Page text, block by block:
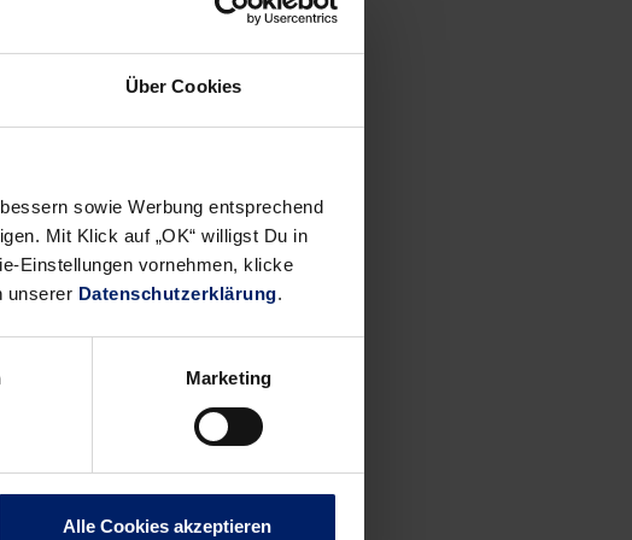
Über Cookies
sowie Werbung entsprechend
Mit Klick auf „OK“ willigst Du in
Einstellungen vornehmen, klicke
unserer Datenschutzerklärung.
Marketing
Alle Cookies akzeptieren
die Löwen mit
dazu keinen
die Löwen bei
die Belastung der
Das war
weil sie
da waren